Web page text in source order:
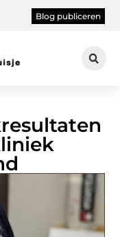
Blog publiceren